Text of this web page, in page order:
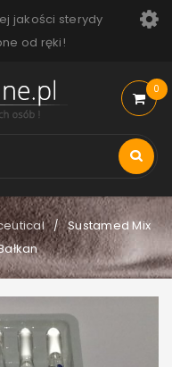
jakości sterydy
od ręki!
0
/
Sustamed Mix